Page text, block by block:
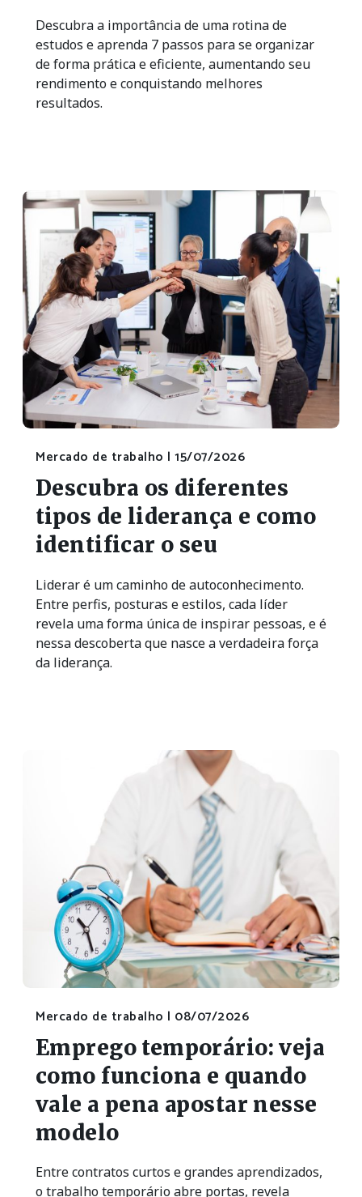
Descubra a importância de uma rotina de
estudos e aprenda 7 passos para se organizar
de forma prática e eficiente, aumentando seu
rendimento e conquistando melhores
resultados.
Mercado de trabalho | 15/07/2026
Descubra os diferentes
tipos de liderança e como
identificar o seu
Liderar é um caminho de autoconhecimento.
Entre perfis, posturas e estilos, cada líder
revela uma forma única de inspirar pessoas, e é
nessa descoberta que nasce a verdadeira força
da liderança.
Mercado de trabalho | 08/07/2026
Emprego temporário: veja
como funciona e quando
vale a pena apostar nesse
modelo
Entre contratos curtos e grandes aprendizados,
o trabalho temporário abre portas, revela